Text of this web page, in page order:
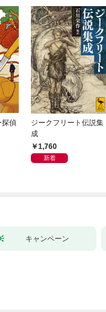
探偵
ジークフリート伝説集
成
1,760
新着
キャンペーン